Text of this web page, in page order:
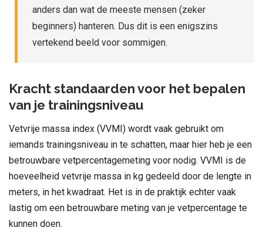
anders dan wat de meeste mensen (zeker
beginners) hanteren. Dus dit is een enigszins
vertekend beeld voor sommigen.
Kracht standaarden voor het bepalen
van je trainingsniveau
Vetvrije massa index (VVMI) wordt vaak gebruikt om
iemands trainingsniveau in te schatten, maar hier heb je een
betrouwbare vetpercentagemeting voor nodig. VVMI is de
hoeveelheid vetvrije massa in kg gedeeld door de lengte in
meters, in het kwadraat. Het is in de praktijk echter vaak
lastig om een betrouwbare meting van je vetpercentage te
kunnen doen.